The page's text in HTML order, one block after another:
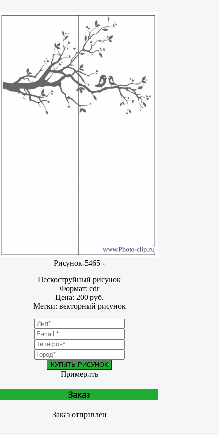
Рисунок-5465 -
Пескоструйный рисунок
Формат: cdr
Цена: 200 руб.
Метки: векторный рисунок
КУПИТЬ РИСУНОК
Примерить
Заказ
Заказ отправлен